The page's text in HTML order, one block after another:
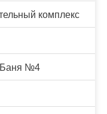
комплекс
Баня №4